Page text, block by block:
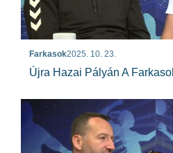
Farkasok2025. 10. 23.
Újra Hazai Pályán A